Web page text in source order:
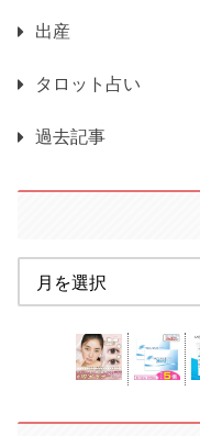
出産
タロット占い
過去記事